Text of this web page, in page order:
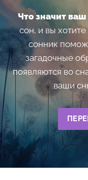
Что значит ваш
сон, и вы
сонник
загадочные
появляются во
ваши